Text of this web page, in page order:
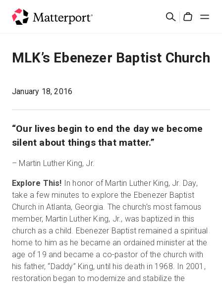
検
ソリューション
料金設定
リソース
最新情報
お問い合わせ
サインイン
無料トライアル
MLK’s Ebenezer Baptist Church
January 18, 2016
“Our lives begin to end the day we become
silent about things that matter.”
– Martin Luther King, Jr.
Explore This! In honor of Martin Luther King, Jr. Day,
take a few minutes to explore the Ebenezer Baptist
Church in Atlanta, Georgia. The church’s most famous
member, Martin Luther King, Jr., was baptized in this
church as a child. Ebenezer Baptist remained a spiritual
home to him as he became an ordained minister at the
age of 19 and became a co-pastor of the church with
his father, “Daddy” King, until his death in 1968. In 2001,
restoration began to modernize and stabilize the